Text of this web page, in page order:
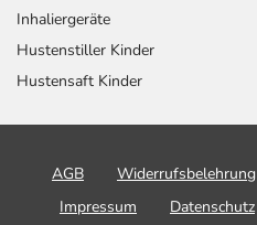
Inhaliergeräte
Hustenstiller Kinder
Hustensaft Kinder
AGB Widerrufsbelehrung
Impressum
Datenschutz